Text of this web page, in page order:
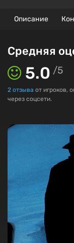
Описание
Средняя
5.0 /5
2 отзыва от игроков,
через соцсети.